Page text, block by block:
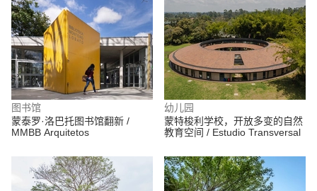
图书馆
蒙泰罗·洛巴托图书馆翻新 /
MMBB Arquitetos
幼儿园
蒙特梭利学校，开放多变的自然
教育空间 / Estudio Transversal